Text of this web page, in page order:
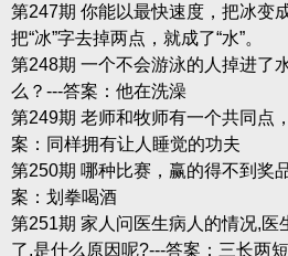
第247期 你能以最快速度，把冰变
把“冰”字去掉两点，就成了“水”。
第248期 一个不会游泳的人掉进了
么？---答案：他在洗澡
第249期 老师和牧师有一个共同点
案：同样拥有让人睡觉的功夫
第250期 哪种比赛，赢的得不到奖
案：划拳喝酒
第251期 家人问医生病人的情况,医
了,是什么原因呢?---答案：三长两短